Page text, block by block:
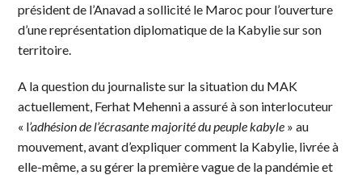
président de l’Anavad a sollicité le Maroc pour l’ouverture
d’une représentation diplomatique de la Kabylie sur son
territoire.
A la question du journaliste sur la situation du MAK
actuellement, Ferhat Mehenni a assuré à son interlocuteur
« l’adhésion de l’écrasante majorité du peuple kabyle » au
mouvement, avant d’expliquer comment la Kabylie, livrée à
elle-même, a su gérer la première vague de la pandémie et